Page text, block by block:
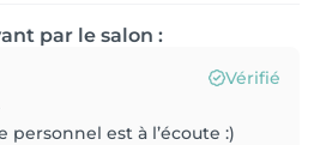
par le salon :
Vérifié
personnel est à l’écoute :)